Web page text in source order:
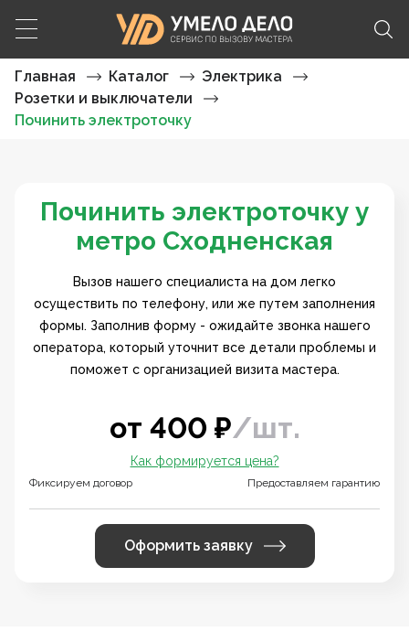
Главная Каталог
Электрика
Розетки и выключатели
Починить электроточку
Починить электроточку у
метро Сходненская
Вызов нашего специалиста на дом легко
осуществить по телефону, или же путем заполнения
формы. Заполнив форму - ожидайте звонка нашего
оператора, который уточнит все детали проблемы и
поможет с организацией визита мастера.
от 400 ₽/шт.
Фиксируем договор
Как формируется цена?
Предоставляем гарантию
Оформить заявку